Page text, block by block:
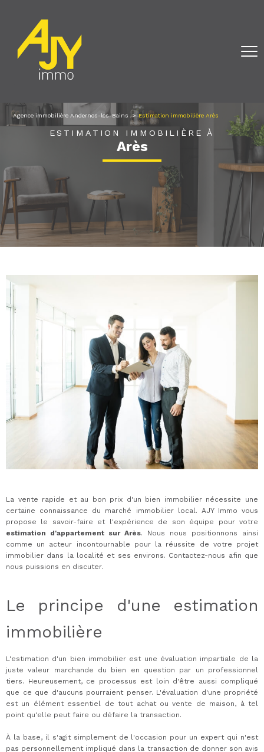
Agence immobilière Andernos-les-Bains Estimation immobilière Arès
ESTIMATION IMMOBILIÈRE À
Arès
La vente rapide et au bon prix d'un bien immobilier nécessite une
certaine connaissance du marché immobilier local. AJY Immo vous
propose le savoir-faire et l'expérience de son équipe pour votre
estimation d'appartement sur Arès. Nous nous positionnons ainsi
comme un acteur incontournable pour la réussite de votre projet
immobilier dans la localité et ses environs. Contactez-nous afin que
nous puissions en discuter.
Le principe d'une estimation
immobilière
L'estimation d'un bien immobilier est une évaluation impartiale de la
juste valeur marchande du bien en question par un professionnel
tiers. Heureusement, ce processus est loin d'être aussi compliqué
que ce que d'aucuns pourraient penser. L'évaluation d'une propriété
est un élément essentiel de tout achat ou vente de maison, à tel
point qu'elle peut faire ou défaire la transaction.
À la base, il s'agit simplement de l'occasion pour un expert qui n'est
pas personnellement impliqué dans la transaction de donner son avis